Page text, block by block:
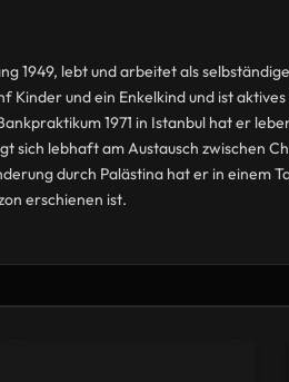
1949, lebt und arbeitet als
Kinder und ein Enkelkind und ist
1971 in Istanbul hat er
sich lebhaft am Austausch zwischen
durch Palästina hat er in einem
erschienen ist.